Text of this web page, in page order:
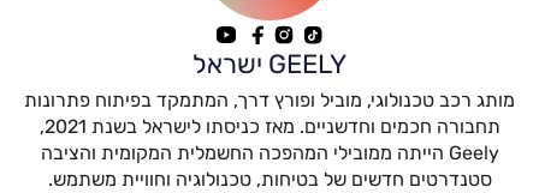
GEELY ישראל
מותג רכב טכנולוגי, מוביל ופורץ דרך, המתמקד בפיתוח פתרונות
תחבורה חכמים וחדשניים. מאז כניסתו לישראל בשנת 2021,
Geely הייתה ממובילי המהפכה החשמלית המקומית והציבה
סטנדרטים חדשים של בטיחות, טכנולוגיה וחוויית משתמש.